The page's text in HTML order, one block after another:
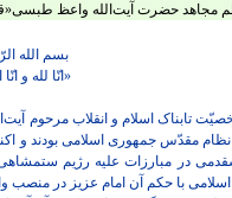
مجاهد حضرت آیت‌الله واعظ
بسم الله
«انّا لله و
تابناک اسلام و انقلاب مرحوم
مقدّس جمهوری اسلامی بودند و
در مبارزات علیه رژیم
اسلامی با حکم آن امام عزیز در